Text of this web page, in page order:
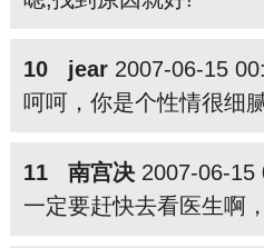
10 jear2007-06-15
呵呵，你是个性情很细
11 南宫决2007-06-15
一定要赶快去看医生啊